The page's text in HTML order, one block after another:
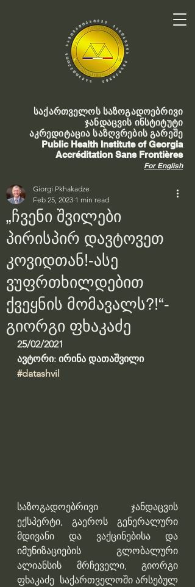
საქართველოს საზოგადოებრივი
ჯანდაცვის ინსტიტუტი
აკრედიტაცია საზღვრების გარეშე
Public Health Institute of Georgia
Accréditation Sans Frontières
For English
„ჩვენი შვილები
პირისპირ დავტოვეთ
კოვიდთან!-ასე
ვუფრთხილდებით
ქვეყნის მომავალს?!“-
გიორგი ფხაკაძე
Giorgi Pkhakadze
Feb 25, 2023 1 min read
25/02/2021
ავტორი: ირინა დათაშვილი
#datashvil
საზოგადოებრივი ჯანდაცვის
ექსპერტი, გაეროს გენერალური
მდივანი და ვაქცინებისა და
იმუნიზაციების გლობალური
ალიანსის მრჩეველი, გიორგი
ფხაკაძე საქართველოში არსებულ